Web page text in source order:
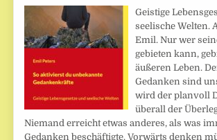
Geistige
seelische Welten.
Emil. Nur wer
gebieten kann,
äußeren Leben.
Gedanken sind
wird der planvoll
überall der
Niemand erreicht etwas anderes, als was
Gedanken beschäftigte. Vorwärts denken